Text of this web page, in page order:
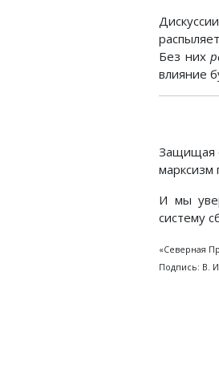
Без них
влияние
Защищая
марксизм
И мы
систему
«Северная
Подпись: В.